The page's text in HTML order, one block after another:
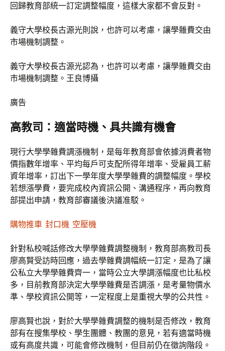
回歸教育部統一訂定調整幅度，這樣大家都不會反對。
義守大學校長古源光則說，也許可以考慮，讓學雜費交由
市場機制調整。
義守大學校長古源光認為，也許可以考慮，讓學雜費交由
市場機制調整。王良博攝
廣告
高教司：適當時機、具共識有機會
現行大學學雜費調漲機制，是每年教育部會依據消費者物
價指數年增率、平均每戶可支配所得年增率、受雇員工薪
資年增率，訂出下一學年度大學學雜費的調整幅度。學校
若想漲學費，要完成校內資訊公開、溝通程序，再向教育
部提出申請，教育部審議後決議准駁。
購物推車 封口機 空壓機
針對私校喊話修改大學學雜費調整機制，教育部高教司長
廖高賢受訪時回應，過去學雜費調幅統一訂定，是為了讓
公私立大學學雜費齊一，當時公立大學調漲幅度也比私校
多，目前教育部決定大學學雜費是否調漲，是考量物價水
準、學校資訊公開等，一定程度上是重視大學的公共性。
廖高賢也說，對於大學學雜費調整的機制是否修改，教育
部有在搜集學校、學生團體、教團的意見，若有適當時機
或有高度共識，可能會修改機制，但目前仍在徵詢階段。